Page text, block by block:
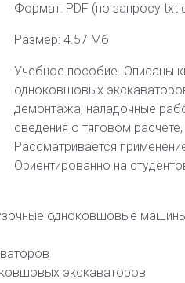
Формат: PDF (по запросу txt
Размер: 4.57 Мб
Учебное пособие. Описаны
одноковшовых
демонтажа, наладочные
сведения о тяговом
Рассматривается
Ориентированно на
одноковшовые
экскаваторов